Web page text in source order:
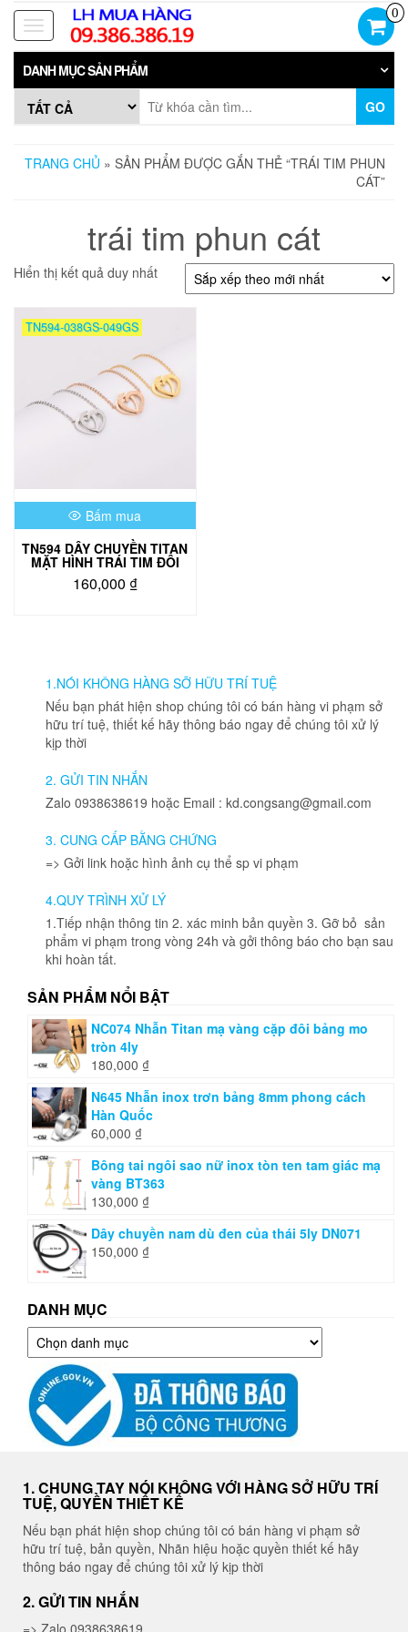
Skip
the
content
Toggle
navigation
0
DANH MỤC SẢN PHẨM
GO
TRANG CHỦ » SẢN PHẨM ĐƯỢC GẮN THẺ “TRÁI TIM PHUN
CÁT”
trái tim phun cát
Hiển thị kết quả duy nhất
TN594-038GS-049GS
Bấm mua
TN594 DÂY CHUYỀN TITAN
MẶT HÌNH TRÁI TIM ĐÔI
160,000 ₫
nhiều
biến
thể.
Các
chọn
có
thể
được
chọn
trên
sản
phẩm
1.NÓI KHÔNG HÀNG SỠ HỮU TRÍ TUỆ
Nếu bạn phát hiện shop chúng tôi có bán hàng vi phạm sở
hữu trí tuệ, thiết kế hãy thông báo ngay để chúng tôi xử lý
kịp thời
2. GỬI TIN NHẮN
Zalo 0938638619 hoặc Email : kd.congsang@gmail.com
3. CUNG CẤP BẰNG CHỨNG
=> Gởi link hoặc hình ảnh cụ thể sp vi phạm
4.QUY TRÌNH XỬ LÝ
1.Tiếp nhận thông tin 2. xác minh bản quyền 3. Gỡ bỏ sản
phẩm vi phạm trong vòng 24h và gởi thông báo cho bạn sau
khi hoàn tất.
SẢN PHẨM NỔI BẬT
NC074 Nhẫn Titan mạ vàng cặp đôi bảng mo
tròn 4ly
180,000 ₫
N645 Nhẫn inox trơn bảng 8mm phong cách
Hàn Quốc
60,000 ₫
Bông tai ngôi sao nữ inox tòn ten tam giác mạ
vàng BT363
130,000 ₫
Dây chuyền nam dù đen của thái 5ly DN071
150,000 ₫
DANH MỤC
Danh
mục
1. CHUNG TAY NÓI KHÔNG VỚI HÀNG SỞ HỮU TRÍ
TUỆ, QUYỀN THIẾT KẾ
Nếu bạn phát hiện shop chúng tôi có bán hàng vi phạm sở
hữu trí tuệ, bản quyền, Nhãn hiệu hoặc quyền thiết kế hãy
thông báo ngay để chúng tôi xử lý kịp thời
2. GỬI TIN NHẮN
=> Zalo 0938638619